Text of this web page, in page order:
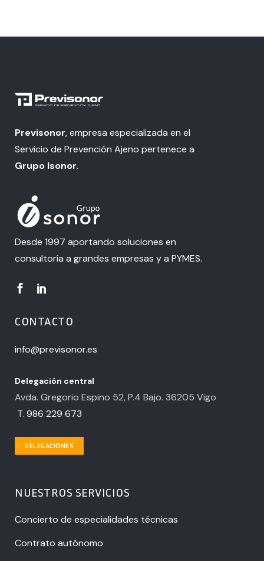
Previsonor, empresa especializada en el
Servicio de Prevención Ajeno pertenece a
Grupo Isonor.
Desde 1997 aportando soluciones en
consultoría a grandes empresas y a PYMES.
CONTACTO
info@previsonor.es
Delegación central
Avda. Gregorio Espino 52, P.4 Bajo. 36205 Vigo
T. 986 229 673
DELEGACIONES
NUESTROS SERVICIOS
Concierto de especialidades técnicas
Contrato autónomo